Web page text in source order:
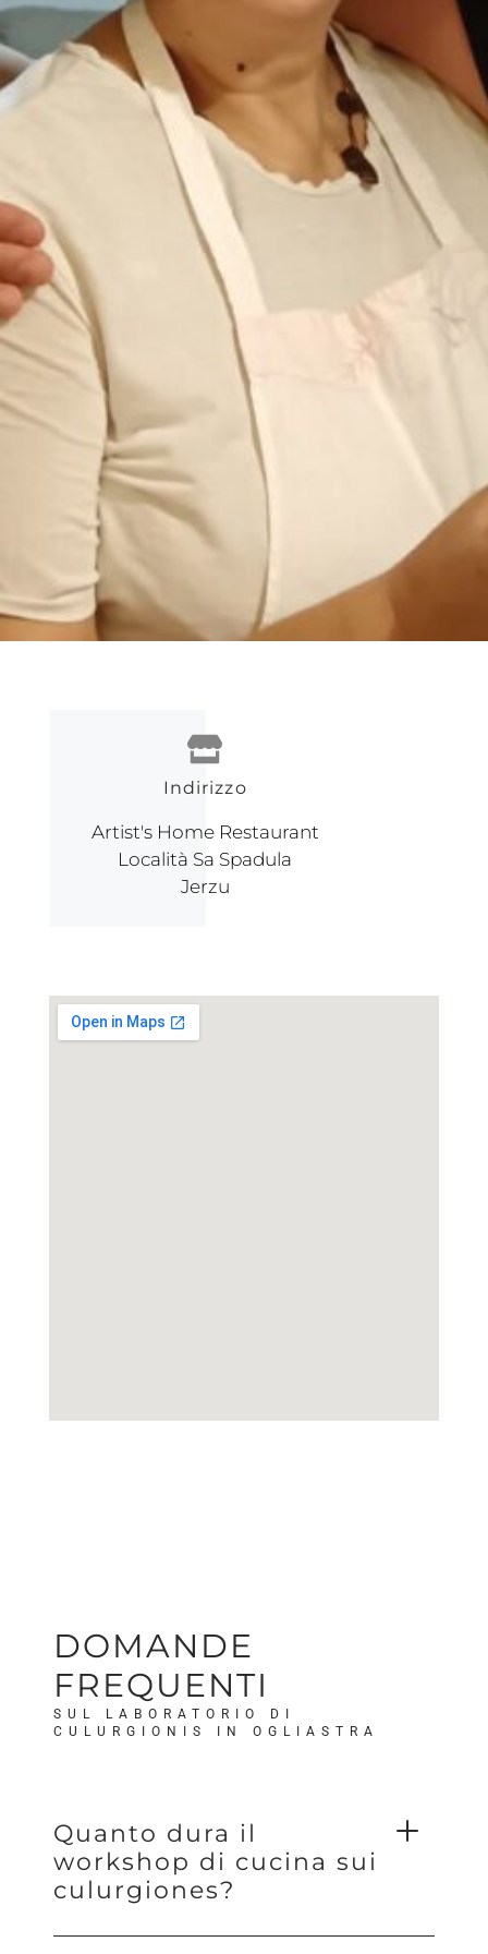
Indirizzo
Artist's Home Restaurant
Località Sa Spadula
Jerzu
DOMANDE
FREQUENTI
SUL LABORATORIO DI
CULURGIONIS IN OGLIASTRA
Quanto dura il
workshop di cucina sui
culurgiones?